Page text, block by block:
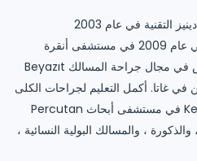
أكمل إقامته في عام 2009 في مستشفى أنقرة Dışkapı Yıldırım
Beyazıt للأبحاث وحصل على لقب متخصص في مجال جراحة المسالك
في غاتا. أكمل التعليم لجراحات الكلى
Percutan في مستشفى أبحاث Keçiören. مجالات بحثه هي أمراض
والذكورة ، والمسالك البولية النسائية ،